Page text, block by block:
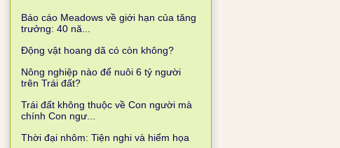
Báo cáo Meadows về giới hạn của tăng
trưởng: 40 nă...
Động vật hoang dã có còn không?
Nông nghiệp nào để nuôi 6 tỷ người
trên Trái đất?
Trái đất không thuộc về Con người mà
chính Con ngư...
Thời đại nhôm: Tiện nghi và hiểm họa